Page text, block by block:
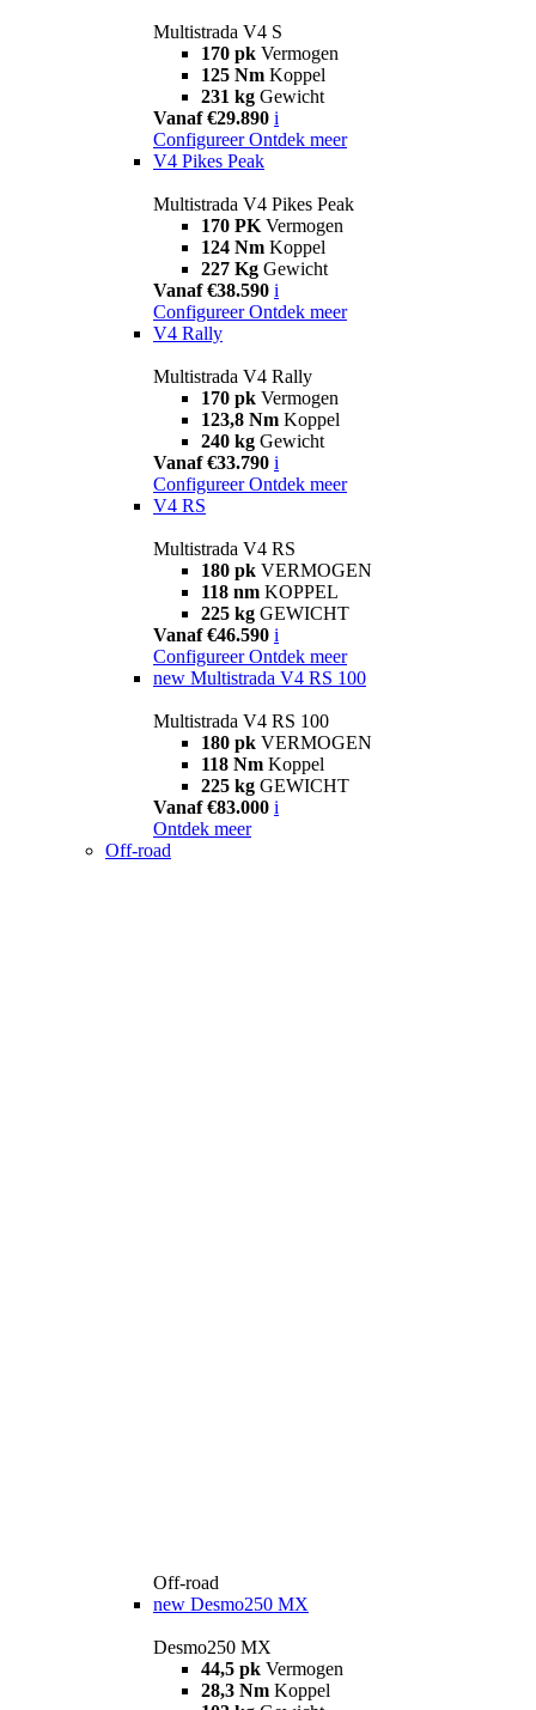
Multistrada V4 S
170 pk Vermogen
125 Nm Koppel
231 kg Gewicht
Vanaf €29.890 i
Configureer Ontdek meer
V4 Pikes Peak
Multistrada V4 Pikes Peak
170 PK Vermogen
124 Nm Koppel
227 Kg Gewicht
Vanaf €38.590 i
Configureer Ontdek meer
V4 Rally
Multistrada V4 Rally
170 pk Vermogen
123,8 Nm Koppel
240 kg Gewicht
Vanaf €33.790 i
Configureer Ontdek meer
V4 RS
Multistrada V4 RS
180 pk VERMOGEN
118 nm KOPPEL
225 kg GEWICHT
Vanaf €46.590 i
Configureer Ontdek meer
new Multistrada V4 RS 100
Multistrada V4 RS 100
180 pk VERMOGEN
118 Nm Koppel
225 kg GEWICHT
Vanaf €83.000 i
Ontdek meer
Off-road
Off-road
new Desmo250 MX
Desmo250 MX
44,5 pk Vermogen
28,3 Nm Koppel